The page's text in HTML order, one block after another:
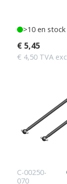
>10 en stock
€ 5,45
€ 4,50 TVA
C-00250-
070